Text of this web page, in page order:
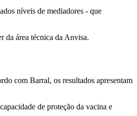
níveis de mediadores - que
da área técnica da Anvisa.
com Barral, os resultados apresentam
de proteção da vacina e